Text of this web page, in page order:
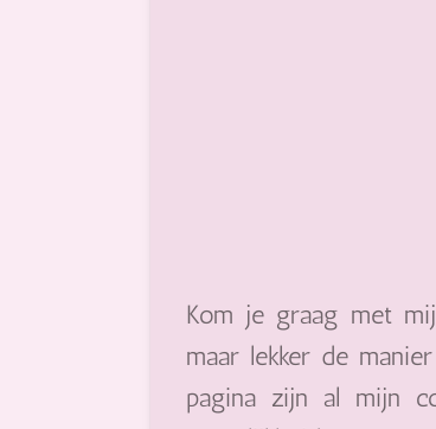
Kom je graag met
maar lekker de
pagina zijn al mijn